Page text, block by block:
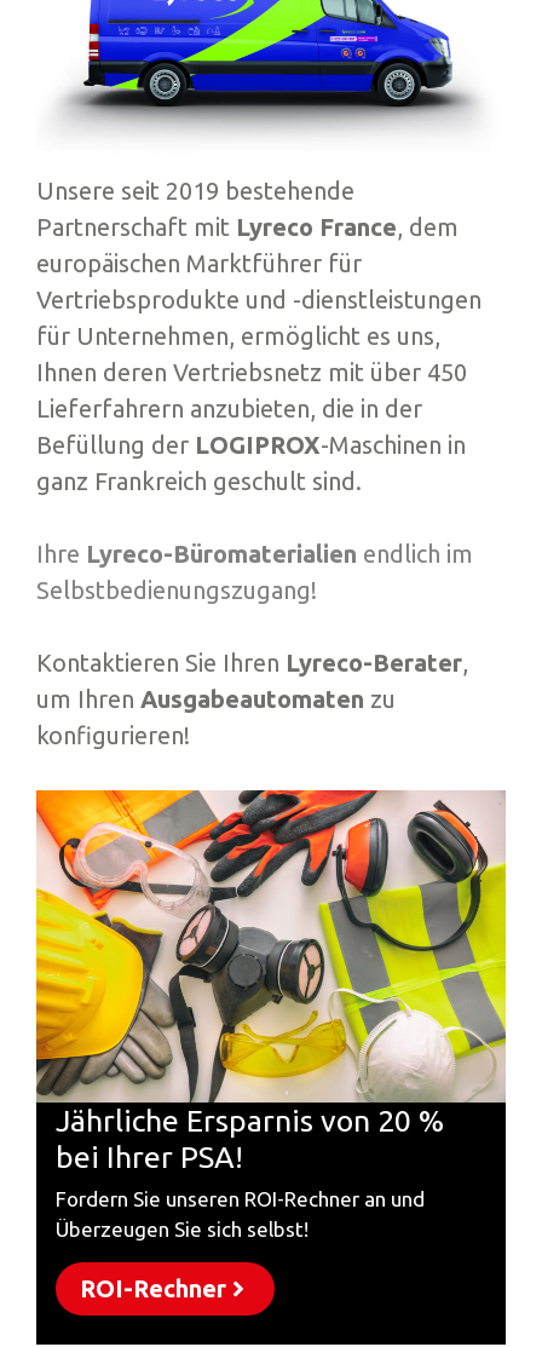
Unsere seit 2019 bestehende
Partnerschaft mit Lyreco France, dem
europäischen Marktführer für
Vertriebsprodukte und -dienstleistungen
für Unternehmen, ermöglicht es uns,
Ihnen deren Vertriebsnetz mit über 450
Lieferfahrern anzubieten, die in der
Befüllung der LOGIPROX-Maschinen in
ganz Frankreich geschult sind.
Ihre Lyreco-Büromaterialien endlich im
Selbstbedienungszugang!
Kontaktieren Sie Ihren Lyreco-Berater,
um Ihren Ausgabeautomaten zu
konfigurieren!
Jährliche Ersparnis von 20 %
bei Ihrer PSA!
Fordern Sie unseren ROI-Rechner an und
Überzeugen Sie sich selbst!
ROI-Rechner